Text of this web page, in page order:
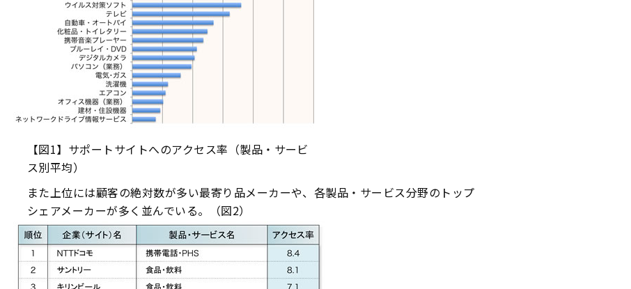
【図1】サポートサイトへのアクセス率（製品・サービ
ス別平均）
また上位には顧客の絶対数が多い最寄り品メーカーや、各製品・サービス分野のトップ
シェアメーカーが多く並んでいる。（図2）